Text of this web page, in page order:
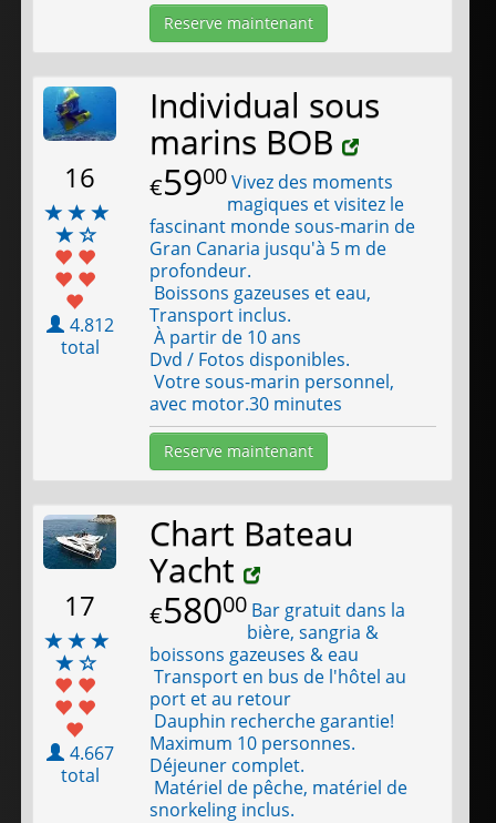
Reserve maintenant
16
4.812
total
Individual sous
marins BOB
€5900Vivez des moments
magiques et visitez le
fascinant monde sous-marin de
Gran Canaria jusqu'à 5 m de
profondeur.
Boissons gazeuses et eau,
Transport inclus.
À partir de 10 ans
Dvd / Fotos disponibles.
Votre sous-marin personnel,
avec motor.30 minutes
Reserve maintenant
17
4.667
total
Chart Bateau
Yacht
€58000 Bar gratuit dans la
bière, sangria &
boissons gazeuses & eau
Transport en bus de l'hôtel au
port et au retour
Dauphin recherche garantie!
Maximum 10 personnes.
Déjeuner complet.
Matériel de pêche, matériel de
snorkeling inclus.